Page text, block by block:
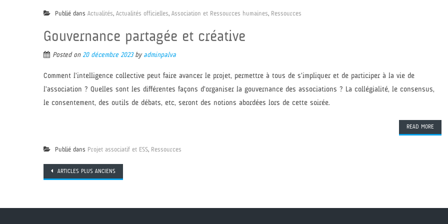
Publié dans Actualités, Actualités officielles, Association et Ressources humaines, Ressources
Gouvernance partagée et créative
Posted on 20 décembre 2023by adminpalva
Comment l’intelligence collective peut faire avancer le projet, permettre à tous de s’impliquer et de participer à la vie de
l’association ? Quelles sont les différentes façons d’organiser la gouvernance des associations ? La collégialité, le consensus,
le consentement, des outils de débats, etc, seront des notions abordées lors de cette soirée.
READ MORE
Publié dans Projet associatif et ESS, Ressources
Navigation
articles
ARTICLES PLUS ANCIENS